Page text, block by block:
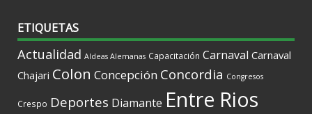
ETIQUETAS
Actualidad Aldeas Alemanas Capacitación Carnaval Carnaval
Chajari Colon Concepción Concordia Congresos
Crespo Deportes Diamante Entre Rios